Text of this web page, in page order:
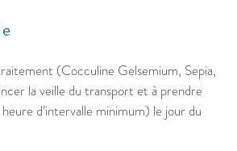
(Cocculine Gelsemium, Sepia,
la veille du transport et à prendre
d’intervalle minimum) le jour du